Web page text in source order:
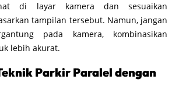
di layar kamera dan sesuaikan
tampilan tersebut. Namun, jangan
pada kamera, kombinasikan
lebih akurat.
Parkir Paralel dengan